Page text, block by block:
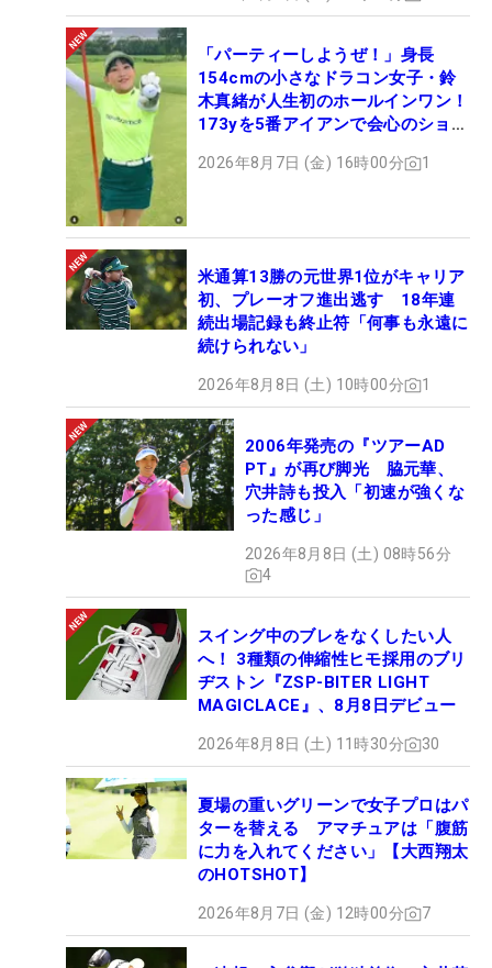
「パーティーしようぜ！」身長
154cmの小さなドラコン女子・鈴
木真緒が人生初のホールインワン！
173yを5番アイアンで会心のショッ
2026年8月7日 (金) 16時00分 1
米通算13勝の元世界1位がキャリア
初、プレーオフ進出逃す 18年連
続出場記録も終止符「何事も永遠に
続けられない」
2026年8月8日 (土) 10時00分 1
2006年発売の『ツアーAD
PT』が再び脚光 脇元華、
穴井詩も投入「初速が強くな
った感じ」
2026年8月8日 (土) 08時56分
4
スイング中のブレをなくしたい人
へ！ 3種類の伸縮性ヒモ採用のブリ
ヂストン『ZSP-BITER LIGHT
MAGICLACE』、8月8日デビュー
2026年8月8日 (土) 11時30分 30
夏場の重いグリーンで女子プロはパ
ターを替える アマチュアは「腹筋
に力を入れてください」【大西翔太
のHOTSHOT】
2026年8月7日 (金) 12時00分 7